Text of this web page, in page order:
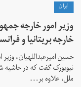
ايران
وزیر امور خارجه
خارجه بریتانیا و
حسین امیرعبداللهیان،
نیویورک گفت که در
ملل، علاوه بر...